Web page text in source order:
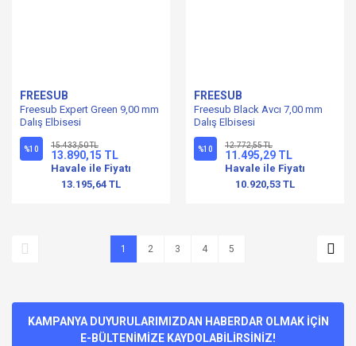
FREESUB
Freesub Expert Green 9,00 mm
Dalış Elbisesi
%10 15.433,50 TL
13.890,15 TL
Havale ile Fiyatı
13.195,64 TL
FREESUB
Freesub Black Avcı 7,00 mm
Dalış Elbisesi
%10 12.772,55 TL
11.495,29 TL
Havale ile Fiyatı
10.920,53 TL
1 2 3 4 5
KAMPANYA DUYURULARIMIZDAN HABERDAR OLMAK İÇİN
E-BÜLTENİMİZE KAYDOLABİLİRSİNİZ!